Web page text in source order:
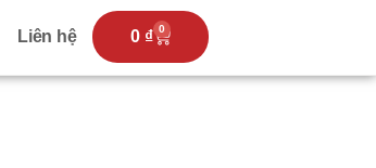
Liên hệ 0 ₫ 0